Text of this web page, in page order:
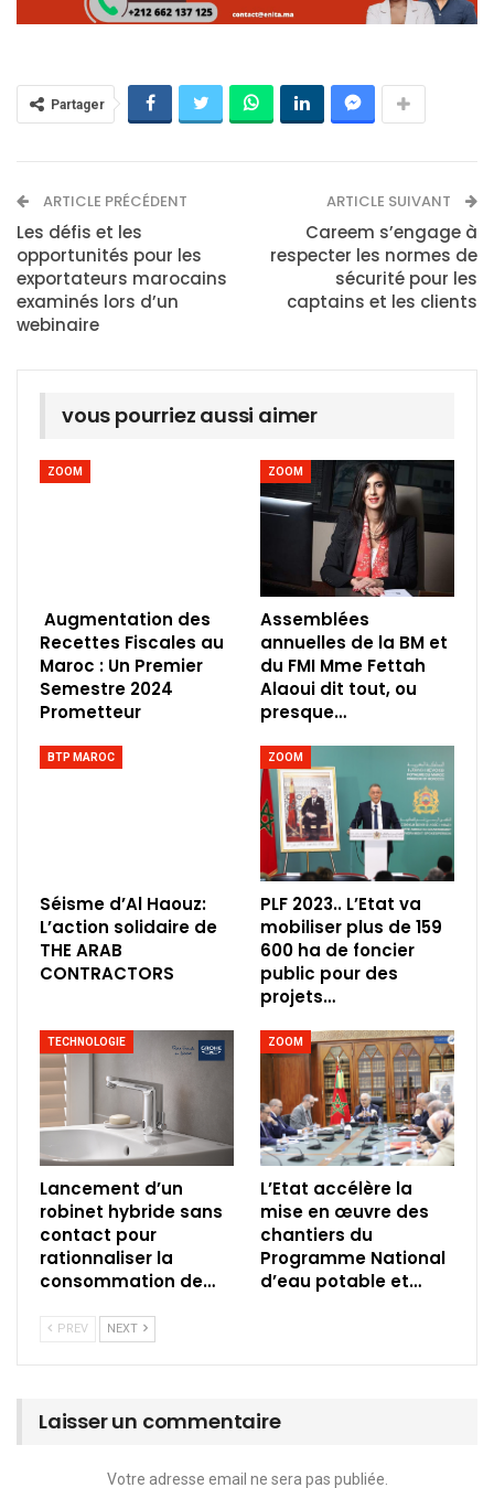
Partager
ARTICLE PRÉCÉDENT
Les défis et les
opportunités pour les
exportateurs marocains
examinés lors d’un
webinaire
ARTICLE SUIVANT
Careem s’engage à
respecter les normes de
sécurité pour les
captains et les clients
vous pourriez aussi aimer
ZOOM
Augmentation des
Recettes Fiscales au
Maroc : Un Premier
Semestre 2024
Prometteur
ZOOM
Assemblées
annuelles de la BM et
du FMI Mme Fettah
Alaoui dit tout, ou
presque…
BTP MAROC
Séisme d’Al Haouz:
L’action solidaire de
THE ARAB
CONTRACTORS
ZOOM
PLF 2023.. L’Etat va
mobiliser plus de 159
600 ha de foncier
public pour des
projets…
TECHNOLOGIE
Lancement d’un
robinet hybride sans
contact pour
rationnaliser la
consommation de…
ZOOM
L’Etat accélère la
mise en œuvre des
chantiers du
Programme National
d’eau potable et…
PREV NEXT
Laisser un commentaire
Votre adresse email ne sera pas publiée.